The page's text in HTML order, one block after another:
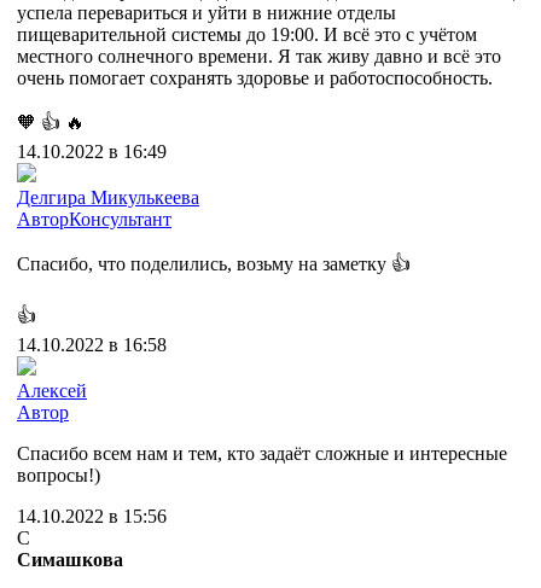
успела перевариться и уйти в нижние отделы
пищеварительной системы до 19:00. И всё это с учётом
местного солнечного времени. Я так живу давно и всё это
очень помогает сохранять здоровье и работоспособность.
🧡 👍 🔥
14.10.2022 в 16:49
Делгира Микулькеева
АвторКонсультант
Спасибо, что поделились, возьму на заметку 👍
👍
14.10.2022 в 16:58
Алексей
Автор
Спасибо всем нам и тем, кто задаёт сложные и интересные
вопросы!)
14.10.2022 в 15:56
С
Симашкова